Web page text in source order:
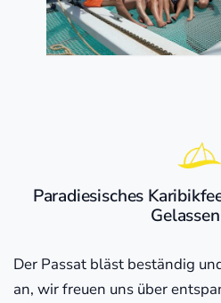
Paradiesisches
Der Passat bläst beständig
an, wir freuen uns über